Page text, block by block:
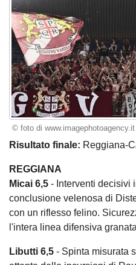
© foto di www.imagephotoagency.it
Risultato finale: Reggiana-
REGGIANA
Micai 6,5 - Interventi decisivi
conclusione velenosa di
con un riflesso felino.
l'intera linea difensiva
Libutti 6,5 - Spinta misurata